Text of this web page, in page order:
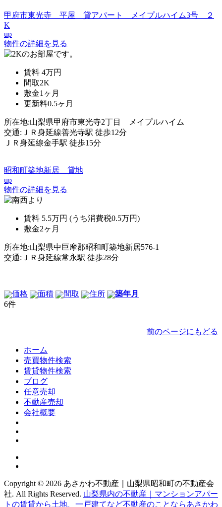
甲府市東光寺 平屋 貸アパート メイプルハイム3号 ２
K
up
物件の詳細を見る
賃料 4万円
間取2K
敷金1ヶ月
更新料0.5ヶ月
所在地:山梨県甲府市東光寺2丁目 メイプルハイム
交通:ＪＲ身延線善光寺駅 徒歩12分
ＪＲ身延線金手駅 徒歩15分
昭和町築地新居 貸地
up
物件の詳細を見る
賃料 5.5万円 (うち消費税0.5万円)
敷金2ヶ月
所在地:山梨県中巨摩郡昭和町築地新居576-1
交通:ＪＲ身延線常永駅 徒歩28分
価格 面積 間取 住所
築年月
6件
前のページにもどる
ホーム
売買物件検索
賃貸物件検索
ブログ
任意売却
不動産売却
会社概要
Copyright © 2026 あさかわ不動産｜山梨県昭和町の不動産会
社. All Rights Reserved. 山梨県内の不動産｜マンションアパー
トの賃貸から土地、一戸建てなど不動産のことならあさかわ